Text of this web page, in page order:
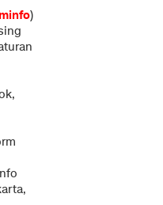
)